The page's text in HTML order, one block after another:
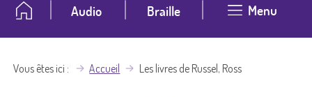
Audio Braille Menu
Vous êtes ici Accueil Les livres de Russel, Ross